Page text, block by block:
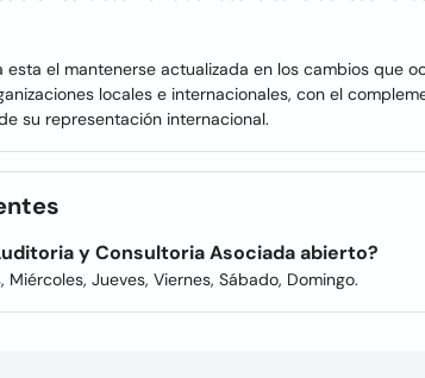
esta el mantenerse actualizada en los cambios que
locales e internacionales, con el
su representación internacional.
y Consultoria Asociada abierto?
Jueves, Viernes, Sábado, Domingo.